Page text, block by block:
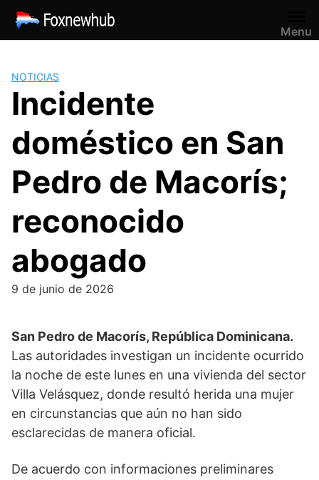
Saltar
contenido
Menu
NOTICIAS
Incidente
doméstico en San
Pedro de Macorís;
reconocido
abogado
9 de junio de 2026
San Pedro de Macorís, República Dominicana.
Las autoridades investigan un incidente ocurrido
la noche de este lunes en una vivienda del sector
Villa Velásquez, donde resultó herida una mujer
en circunstancias que aún no han sido
esclarecidas de manera oficial.
De acuerdo con informaciones preliminares